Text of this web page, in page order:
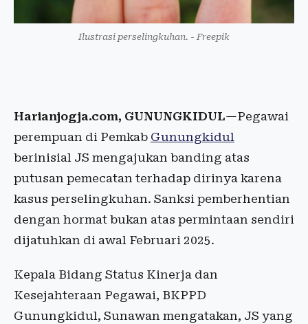
Ilustrasi perselingkuhan. - Freepik
Harianjogja.com, GUNUNGKIDUL—Pegawai
perempuan di Pemkab Gunungkidul
berinisial JS mengajukan banding atas
putusan pemecatan terhadap dirinya karena
kasus perselingkuhan. Sanksi pemberhentian
dengan hormat bukan atas permintaan sendiri
dijatuhkan di awal Februari 2025.
Kepala Bidang Status Kinerja dan
Kesejahteraan Pegawai, BKPPD
Gunungkidul, Sunawan mengatakan, JS yang